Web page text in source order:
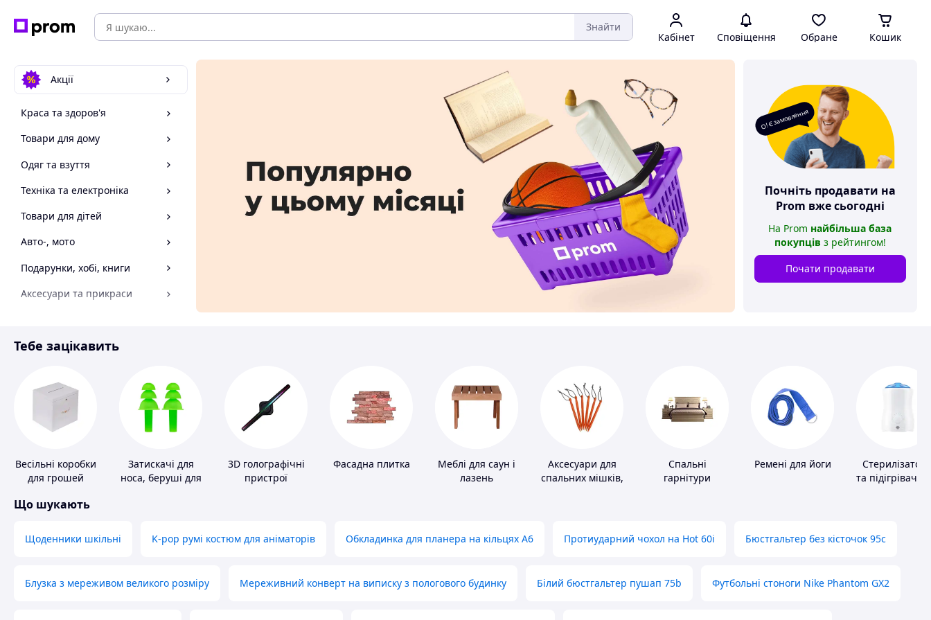
Знайти
Кабінет Сповіщення Обране Кошик
Акції
Краса та здоров'я
Товари для дому
Одяг та взуття
Техніка та електроніка
Товари для дітей
Авто-, мото
Подарунки, хобі, книги
Аксесуари та прикраси
Спорт і відпочинок
О! Є замовлення
Почніть продавати на
Prom вже сьогодні
На Prom найбільша база
покупців з рейтингом!
Почати продавати
Тебе зацікавить
Весільні коробки
для грошей
Затискачі для
носа, беруші для
3D голографічні
пристрої
Фасадна плитка
Меблі для саун і
лазень
Аксесуари для
спальних мішків,
Спальні
гарнітури
Ремені для йоги
та підігрівачі
Що шукають
Щоденники шкільні K-pop румі костюм для аніматорів Обкладинка для планера на кільцях А6 Протиударний чохол на Hot 60i Бюстгальтер без кісточок 95с
Блузка з мереживом великого розміру Мереживний конверт на виписку з пологового будинку Білий бюстгальтер пушап 75b Футбольні стоноги Nike Phantom GX2